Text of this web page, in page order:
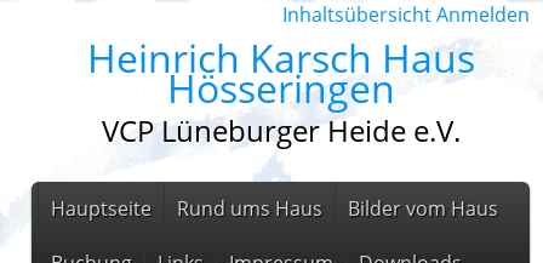
InhaltsübersichtAnmelden
Heinrich Karsch Haus
Hösseringen
VCP Lüneburger Heide e.V.
Hauptseite Rund ums Haus Bilder vom Haus